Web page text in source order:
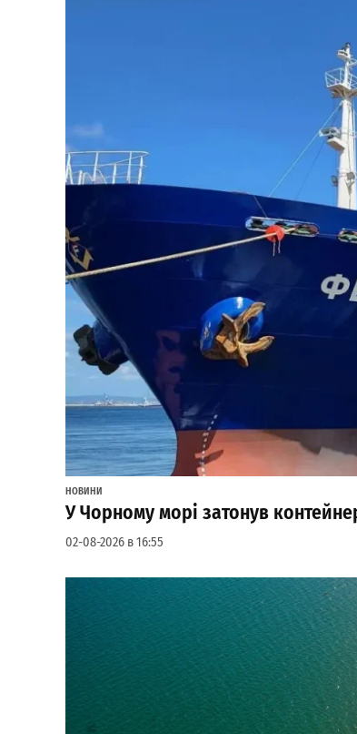
НОВИНИ
У Чорному морі затонув
02-08-2026 в 16:55